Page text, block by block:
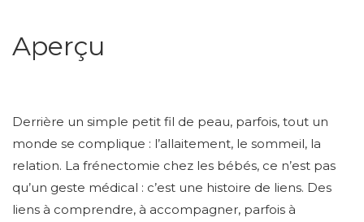
Aperçu
Derrière un simple petit fil de peau, parfois, tout un
monde se complique : l’allaitement, le sommeil, la
relation. La frénectomie chez les bébés, ce n’est pas
qu’un geste médical : c’est une histoire de liens. Des
liens à comprendre, à accompagner, parfois à